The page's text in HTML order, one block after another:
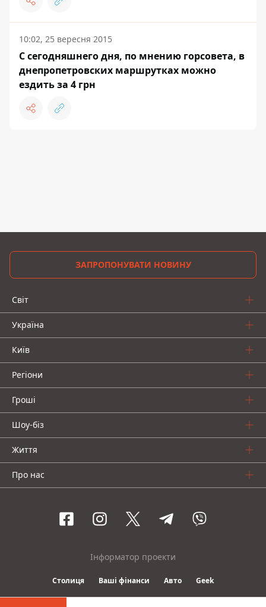
10:02, 25 вересня 2015
С сегодняшнего дня, по мнению горсовета, в
днепропетровских маршрутках можно
ездить за 4 грн
ЗАПРОПОНУВАТИ НОВИНУ
Світ
Україна
Київ
Регіони
Гроші
Шоу-біз
Життя
Про нас
Інформатор проекти
Столиця Ваші фінанси Авто Geek